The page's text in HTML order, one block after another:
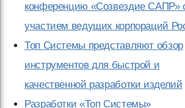
конференцию «Созвездие САПР»
участием ведущих корпораций
Топ Системы представляют обзор
инструментов для быстрой и
качественной разработки изделий
Разработки «Топ Системы»